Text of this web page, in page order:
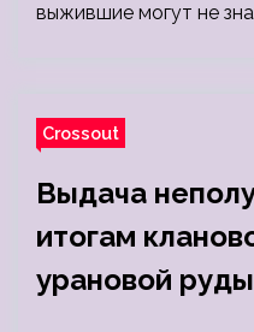
выжившие могут не
Crossout
Выдача
итогам
урановой руды